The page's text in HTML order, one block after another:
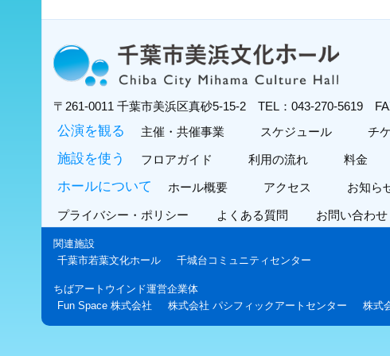
〒261-0011 千葉市美浜区真砂5-15-2 TEL：043-270-5619
公演を観る 主催・共催事業 スケジュール チ
施設を使う フロアガイド 利用の流れ 料金
ホールについて ホール概要 アクセス お知ら
プライバシー・ポリシー よくある質問 お問い合わせ
関連施設
千葉市若葉文化ホール
千城台コミュニティセンター
ちばアートウインド運営企業体
Fun Space 株式会社
株式会社 パシフィックアートセンター 株式